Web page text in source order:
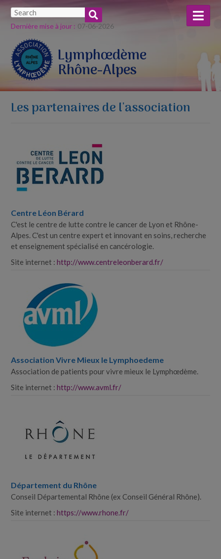
Dernière mise à jour : 07-​06-​2026
Lymphœdème
Rhône-Alpes
Les partenaires de l'association
Centre Léon Bérard
C'est le centre de lutte contre le cancer de Lyon et Rhône-​
Alpes. C'est un centre expert et innovant en soins, recherche
et enseignement spécialisé en cancérologie.
Site internet :http://www.centreleonberard.fr/
Association Vivre Mieux le Lymphoedeme
Association de patients pour vivre mieux le Lymphœdème.
Site internet :http://www.avml.fr/
Département du Rhône
Conseil Départemental Rhône (ex Conseil Général Rhône).
Site internet :https://www.rhone.fr/